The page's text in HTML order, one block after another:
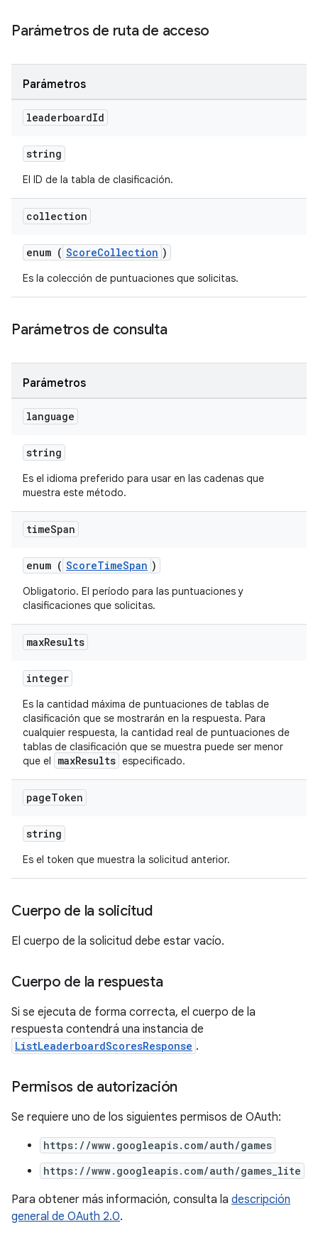
Parámetros de ruta de acceso
Parámetros
leaderboardId
string
El ID de la tabla de clasificación.
collection
enum ( ScoreCollection )
Es la colección de puntuaciones que solicitas.
Parámetros de consulta
Parámetros
language
string
Es el idioma preferido para usar en las cadenas que
muestra este método.
timeSpan
enum ( ScoreTimeSpan )
Obligatorio. El período para las puntuaciones y
clasificaciones que solicitas.
maxResults
integer
Es la cantidad máxima de puntuaciones de tablas de
clasificación que se mostrarán en la respuesta. Para
cualquier respuesta, la cantidad real de puntuaciones de
tablas de clasificación que se muestra puede ser menor
que el
maxResults especificado.
pageToken
string
Es el token que muestra la solicitud anterior.
Cuerpo de la solicitud
El cuerpo de la solicitud debe estar vacío.
Cuerpo de la respuesta
Si se ejecuta de forma correcta, el cuerpo de la
respuesta contendrá una instancia de
ListLeaderboardScoresResponse .
Permisos de autorización
Se requiere uno de los siguientes permisos de OAuth:
https://www.googleapis.com/auth/games
https://www.googleapis.com/auth/games_lite
Para obtener más información, consulta la descripción
general de OAuth 2.0.